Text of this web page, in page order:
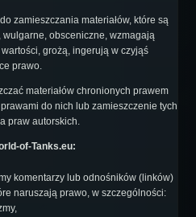
zamieszczania materiałów, które są
wulgarne, obsceniczne, wzmagają
grożą, ingerują w czyjąś
prawo.
materiałów chronionych prawem
do nich lub zamieszczenie tych
praw autorskich.
of-Tanks.eu:
komentarzy lub odnośników (linków)
naruszają prawo, w szczególności: